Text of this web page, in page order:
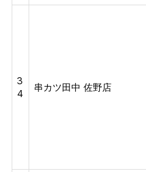
3
4
串カツ田中 佐野店